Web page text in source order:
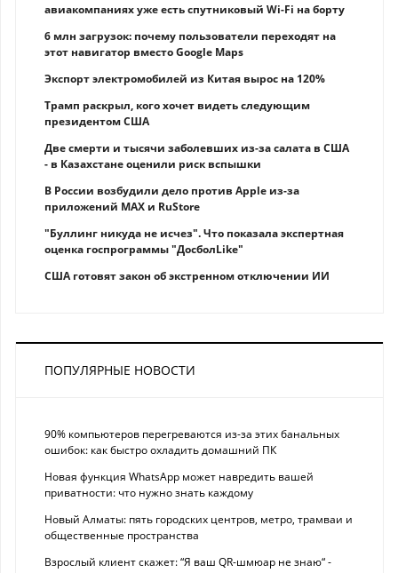
авиакомпаниях уже есть спутниковый Wi-Fi на борту
6 млн загрузок: почему пользователи переходят на
этот навигатор вместо Google Maps
Экспорт электромобилей из Китая вырос на 120%
Трамп раскрыл, кого хочет видеть следующим
президентом США
Две смерти и тысячи заболевших из-за салата в США
- в Казахстане оценили риск вспышки
В России возбудили дело против Apple из-за
приложений MAX и RuStore
"Буллинг никуда не исчез". Что показала экспертная
оценка госпрограммы "ДосболLike"
США готовят закон об экстренном отключении ИИ
ПОПУЛЯРНЫЕ НОВОСТИ
90% компьютеров перегреваются из-за этих банальных
ошибок: как быстро охладить домашний ПК
Новая функция WhatsApp может навредить вашей
приватности: что нужно знать каждому
Новый Алматы: пять городских центров, метро, трамваи и
общественные пространства
Взрослый клиент скажет: “Я ваш QR-шмюар не знаю“ -